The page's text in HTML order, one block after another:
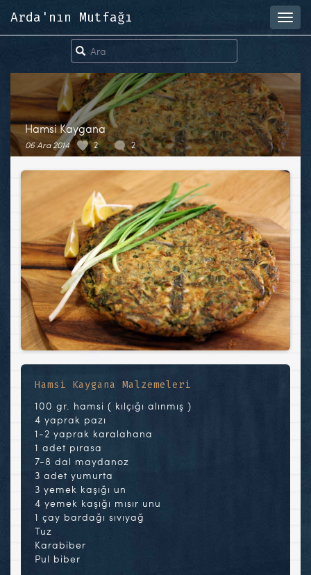
Arda'nın Mutfağı
Hamsi Kaygana
06 Ara 2014 2 2
Hamsi Kaygana Malzemeleri
100 gr. hamsi ( kılçığı alınmış )
4 yaprak pazı
1-2 yaprak karalahana
1 adet pırasa
7-8 dal maydanoz
3 adet yumurta
3 yemek kaşığı un
4 yemek kaşığı mısır unu
1 çay bardağı sıvıyağ
Tuz
Karabiber
Pul biber